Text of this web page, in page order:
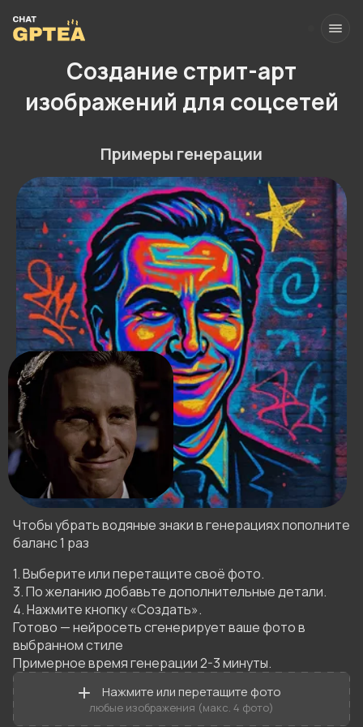
Создание стрит-арт
изображений для соцсетей
Нажмите или перетащите фото
любые изображения (макс. 4 фото)
Примеры генерации
Чтобы убрать водяные знаки в генерациях пополните
баланс 1 раз
1. Выберите или перетащите своё фото.
3. По желанию добавьте дополнительные детали.
4. Нажмите кнопку «Создать».
Готово — нейросеть сгенерирует ваше фото в
выбранном стиле
Примерное время генерации 2-3 минуты.